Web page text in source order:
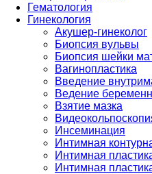
Гематология
Гинекология
Акушер-гинеколог
Биопсия вульвы
Биопсия шейки
Вагинопластика
Введение
Ведение
Взятие мазка
Инсеминация
Интимная
Интимная
Интимная